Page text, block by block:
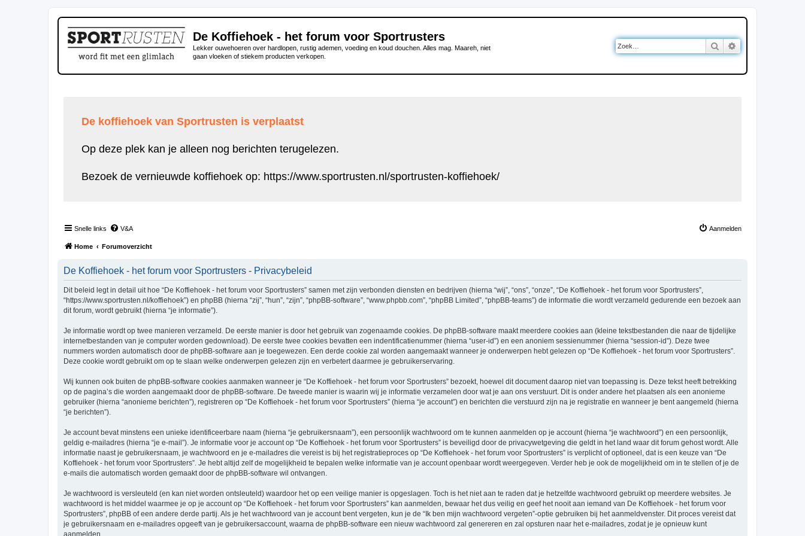
De Koffiehoek - het forum voor Sportrusters
Lekker ouwehoeren over hardlopen, rustig ademen, voeding en koud douchen. Alles mag. Maareh, niet
gaan vloeken of stiekem producten verkopen.
Zoek
De koffiehoek van Sportrusten is verplaatst
Op deze plek kan je alleen nog berichten terugelezen.
Bezoek de vernieuwde koffiehoek op: https://www.sportrusten.nl/sportrusten-koffiehoek/
Snelle links V&A Aanmelden
Home Forumoverzicht
De Koffiehoek - het forum voor Sportrusters - Privacybeleid
Dit beleid legt in detail uit hoe “De Koffiehoek - het forum voor Sportrusters” samen met zijn verbonden diensten en bedrijven (hierna “wij”, “ons”, “onze”, “De Koffiehoek - het forum voor Sportrusters”,
“https://www.sportrusten.nl/koffiehoek”) en phpBB (hierna “zij”, “hun”, “zijn”, “phpBB-software”, “www.phpbb.com”, “phpBB Limited”, “phpBB-teams”) de informatie die wordt verzameld gedurende een bezoek aan
dit forum, wordt gebruikt (hierna “je informatie”).
Je informatie wordt op twee manieren verzameld. De eerste manier is door het gebruik van zogenaamde cookies. De phpBB-software maakt meerdere cookies aan (kleine tekstbestanden die naar de tijdelijke
internetbestanden van je computer worden gedownload). De eerste twee cookies bevatten een indentificatienummer (hierna “user-id”) en een anoniem sessienummer (hierna “session-id”). Deze twee
nummers worden automatisch door de phpBB-software aan je toegewezen. Een derde cookie zal worden aangemaakt wanneer je onderwerpen hebt gelezen op “De Koffiehoek - het forum voor Sportrusters”.
Deze cookie wordt gebruikt om op te slaan welke onderwerpen gelezen zijn en verbetert daarmee je gebruikerservaring.
Wij kunnen ook buiten de phpBB-software cookies aanmaken wanneer je “De Koffiehoek - het forum voor Sportrusters” bezoekt, hoewel dit document daarop niet van toepassing is. Deze tekst heeft betrekking
op de pagina’s die worden aangemaakt door de phpBB-software. De tweede manier is waarin wij je informatie verzamelen door wat je aan ons verstuurt. Dit is onder andere het plaatsen als een anonieme
gebruiker (hierna “anonieme berichten”), registreren op “De Koffiehoek - het forum voor Sportrusters” (hierna “je account”) en berichten die verstuurd zijn na je registratie en wanneer je bent aangemeld (hierna
“je berichten”).
Je account bevat minstens een unieke identificeerbare naam (hierna “je gebruikersnaam”), een persoonlijk wachtwoord om te kunnen aanmelden op je account (hierna “je wachtwoord”) en een persoonlijk,
geldig e-mailadres (hierna “je e-mail”). Je informatie voor je account op “De Koffiehoek - het forum voor Sportrusters” is beveiligd door de privacywetgeving die geldt in het land waar dit forum gehost wordt. Alle
informatie naast je gebruikersnaam, je wachtwoord en je e-mailadres die vereist is bij het registratieproces op “De Koffiehoek - het forum voor Sportrusters” is verplicht of optioneel, dat is een keuze van “De
Koffiehoek - het forum voor Sportrusters”. Je hebt altijd zelf de mogelijkheid te bepalen welke informatie van je account openbaar wordt weergegeven. Verder heb je ook de mogelijkheid om in te stellen of je de
e-mails die automatisch worden gemaakt door de phpBB-software wil ontvangen.
Je wachtwoord is versleuteld (en kan niet worden ontsleuteld) waardoor het op een veilige manier is opgeslagen. Toch is het niet aan te raden dat je hetzelfde wachtwoord gebruikt op meerdere websites. Je
wachtwoord is het middel waarmee je op je account op “De Koffiehoek - het forum voor Sportrusters” kan aanmelden, bewaar het dus veilig en geef het nooit aan iemand van De Koffiehoek - het forum voor
Sportrusters”, phpBB of een andere derde partij. Als je het wachtwoord van je account bent vergeten, kun je de “Ik ben mijn wachtwoord vergeten”-optie gebruiken bij het aanmeldvenster. Dit proces vereist dat
je gebruikersnaam en e-mailadres opgeeft van je gebruikersaccount, waarna de phpBB-software een nieuw wachtwoord zal genereren en zal opsturen naar het e-mailadres, zodat je je opnieuw kunt
aanmelden.